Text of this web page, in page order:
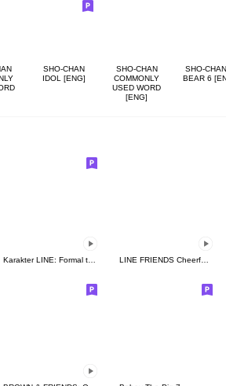
SHO-CHAN
IDOL [ENG]
SHO-CHAN
COMMONLY
USED WORD
[ENG]
SHO-
BEAR 6
Karakter LINE: Formal tapi santai LINE FRIENDS Cheerful Winter Days